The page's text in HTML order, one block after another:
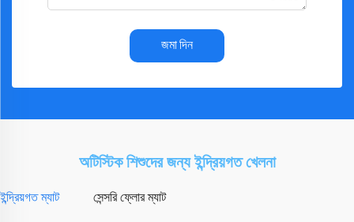
জমা দিন
অটিস্টিক শিশুদের জন্য ইন্দ্রিয়গত খেলনা
ইন্দ্রিয়গত ম্যাট সেন্সরি ফ্লোর ম্যাট